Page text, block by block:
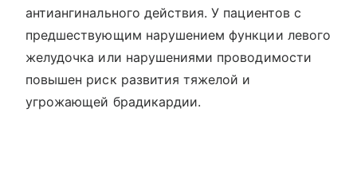
антиангинального действия. У пациентов с
предшествующим нарушением функции левого
желудочка или нарушениями проводимости
повышен риск развития тяжелой и
угрожающей брадикардии.